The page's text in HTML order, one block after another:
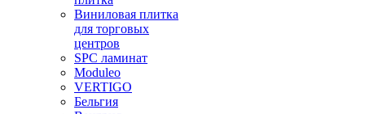
Виниловая плитка
для торговых
центров
SPC ламинат
Moduleo
VERTIGO
Бельгия